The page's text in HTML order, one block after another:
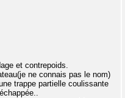
et contrepoids.
ne connais pas le nom)
trappe partielle coulissante